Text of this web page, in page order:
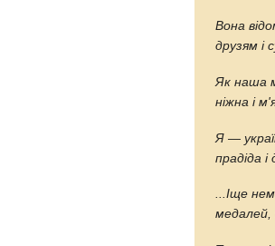
Вона
друзям і
Як наша
ніжна і
Я —
прадіда і
...Іще
медалей,